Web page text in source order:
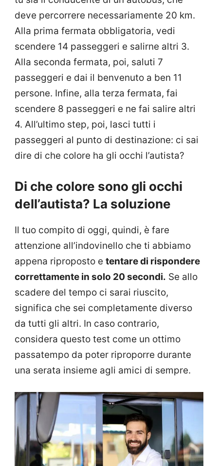
deve percorrere necessariamente 20 km.
Alla prima fermata obbligatoria, vedi
scendere 14 passeggeri e salirne altri 3.
Alla seconda fermata, poi, saluti 7
passeggeri e dai il benvenuto a ben 11
persone. Infine, alla terza fermata, fai
scendere 8 passeggeri e ne fai salire altri
4. All’ultimo step, poi, lasci tutti i
passeggeri al punto di destinazione: ci sai
dire di che colore ha gli occhi l’autista?
Di che colore sono gli occhi
dell’autista? La soluzione
Il tuo compito di oggi, quindi, è fare
attenzione all’indovinello che ti abbiamo
appena riproposto e tentare di rispondere
correttamente in solo 20 secondi. Se allo
scadere del tempo ci sarai riuscito,
significa che sei completamente diverso
da tutti gli altri. In caso contrario,
considera questo test come un ottimo
passatempo da poter riproporre durante
una serata insieme agli amici di sempre.